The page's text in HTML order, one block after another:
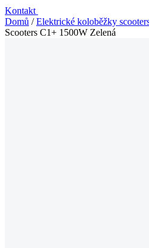
Kontakt
Domů / Elektrické koloběžky
Scooters C1+ 1500W Zelená